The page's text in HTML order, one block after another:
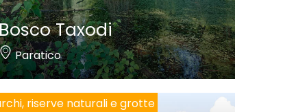
Taxodi
Paratico
riserve naturali e grotte